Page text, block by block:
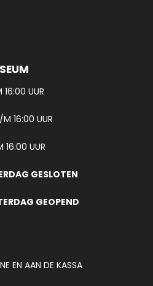
16:00 UUR
16:00 UUR
16:00 UUR
GESLOTEN
GEOPEND
EN AAN DE KASSA